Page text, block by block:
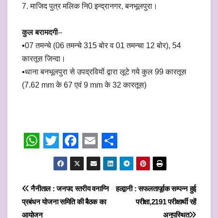
7. माजिद पुत्र मलिक नि0 इन्द्रानगर, बनभूलपुरा।
कुल बरामदगी–
▪️07 तमन्चे (06 तमन्चे 315 बोर व 01 तमन्चा 12 बोर), 54
कारतूस जिन्दा।
▪️थाना बनभूलपुरा से उपद्रवियों द्वारा लूटे गये कुल 99 कारतूस
(7.62 mm के 67 एवं 9 mm के 32 कारतूस)
a
t
w
i
t
F
a
c
e
E
m
a
i
S
h
a
r
Post
navigation
हल्द्वानी : सफलतापूर्वक सम्पन्न हुई
परीक्षा,2191 परीक्षार्थी रहें
अनुपस्थित
नैनीताल : जनपद स्तरीय वनाग्नि
प्रबंधन योजना समिति की बैठक का
आयोजन